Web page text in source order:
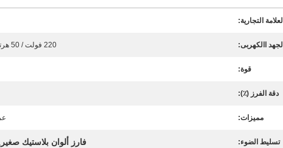
العلامة التجارية:
الجهد االكهربى: 220 فولت / 50 هرتز 110 فولت / 60 هرتز
قوة:
دقة الفرز (٪):
مميزات:
تسليط الضوء: فارز ألوان بلاستيك صغير ,